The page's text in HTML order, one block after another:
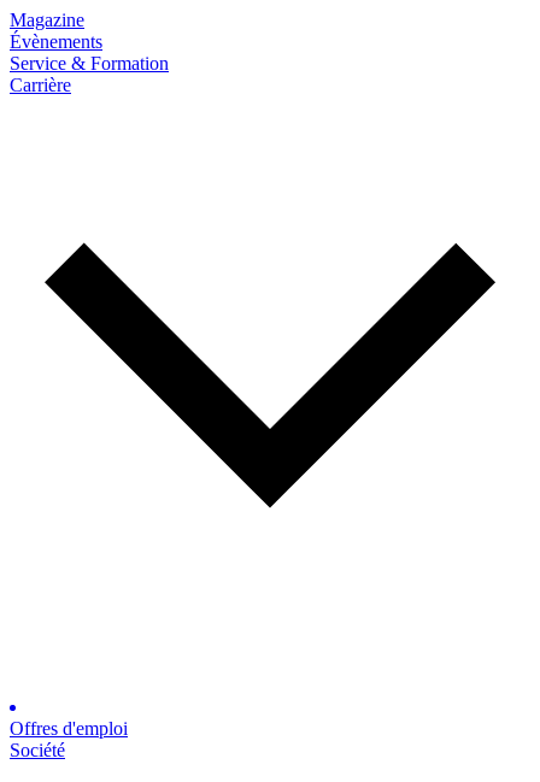
Magazine
Évènements
Service & Formation
Carrière
Offres d'emploi
Société